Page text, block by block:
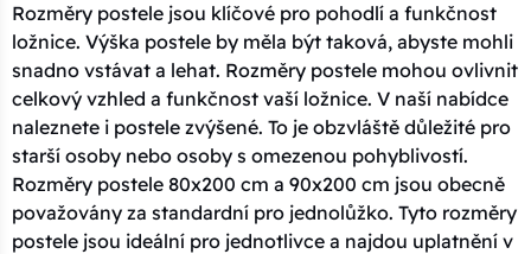
Rozměry postele jsou klíčové pro pohodlí a funkčnost
ložnice. Výška postele by měla být taková, abyste mohli
snadno vstávat a lehat. Rozměry postele mohou ovlivnit
celkový vzhled a funkčnost vaší ložnice. V naší nabídce
naleznete i postele zvýšené. To je obzvláště důležité pro
starší osoby nebo osoby s omezenou pohyblivostí.
Rozměry postele 80x200 cm a 90x200 cm jsou obecně
považovány za standardní pro jednolůžko. Tyto rozměry
postele jsou ideální pro jednotlivce a najdou uplatnění v